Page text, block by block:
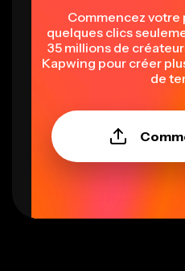
quelques clics
35 millions de
Kapwing pour créer
de